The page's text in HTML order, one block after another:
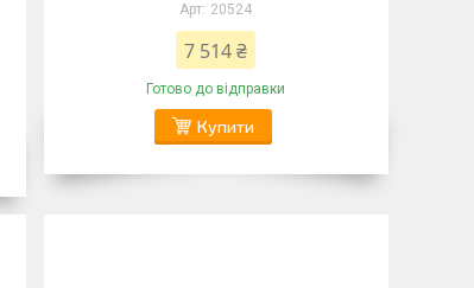
20524
7 514 ₴
Готово до відправки
Купити